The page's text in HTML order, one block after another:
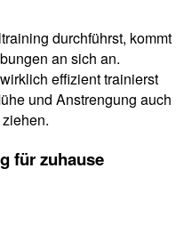
durchführst, kommt
an sich an.
effizient trainierst
und Anstrengung auch
für zuhause